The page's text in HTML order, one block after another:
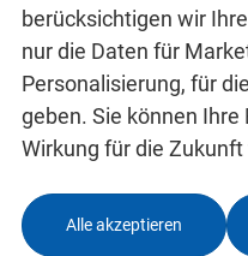
Fiesta
Focus
Focus Turnier
Kuga
Puma
Tourneo Connect
berücksichtigen wir
nur die Daten für
Personalisierung, für
geben. Sie können
Wirkung für die
Alle akzeptieren